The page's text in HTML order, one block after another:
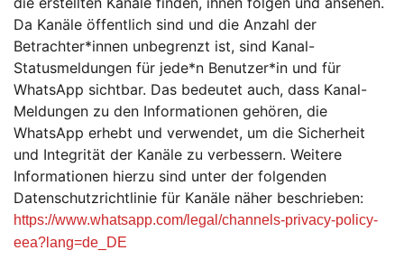
Da Kanäle öffentlich sind und die Anzahl der
Betrachter*innen unbegrenzt ist, sind Kanal-
Statusmeldungen für jede*n Benutzer*in und für
WhatsApp sichtbar. Das bedeutet auch, dass Kanal-
Meldungen zu den Informationen gehören, die
WhatsApp erhebt und verwendet, um die Sicherheit
und Integrität der Kanäle zu verbessern. Weitere
Informationen hierzu sind unter der folgenden
Datenschutzrichtlinie für Kanäle näher beschrieben:
https://www.whatsapp.com/legal/channels-privacy-policy-
eea?lang=de_DE